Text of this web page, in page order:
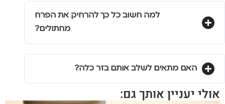
אולי יעניין אותך גם:
למה חשוב כל כך להרחיק את הפרח
מחתולים?
האם מתאים לשלב אותם בזר כלה?